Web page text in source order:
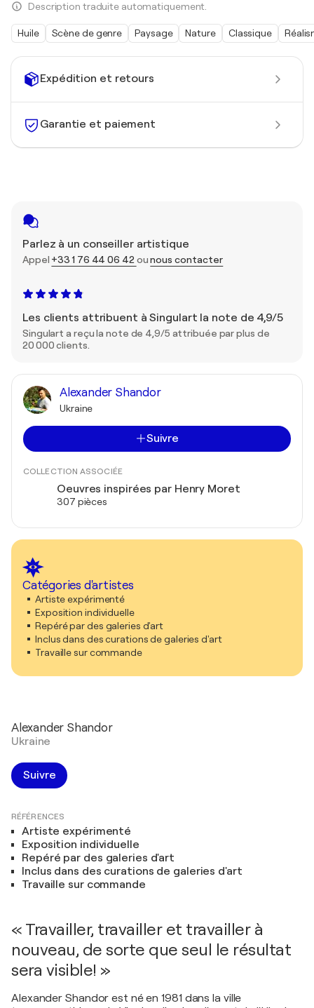
Expédition et retours
Garantie et paiement
Parlez à un conseiller artistique
Appel +33 1 76 44 06 42 ounous contacter
Les clients attribuent à Singulart la note de 4,9/5
Singulart a reçu la note de 4,9/5 attribuée par plus de
20 000 clients.
Alexander Shandor
Ukraine
Suivre
COLLECTION ASSOCIÉE
Oeuvres inspirées par Henry Moret
307 pièces
Catégories d'artistes
Artiste expérimenté
Exposition individuelle
Repéré par des galeries d'art
Inclus dans des curations de galeries d'art
Travaille sur commande
Description traduite automatiquement.
Huile Scène de genre Paysage Nature Classique
Alexander Shandor
Ukraine
Suivre
RÉFÉRENCES
Artiste expérimenté
Exposition individuelle
Repéré par des galeries d'art
Inclus dans des curations de galeries d'art
Travaille sur commande
« Travailler, travailler et travailler à
nouveau, de sorte que seul le résultat
sera visible! »
Alexander Shandor est né en 1981 dans la ville